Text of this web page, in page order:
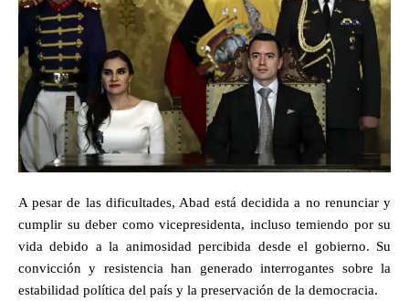
A pesar de las dificultades, Abad está decidida a no renunciar y
cumplir su deber como vicepresidenta, incluso temiendo por su
vida debido a la animosidad percibida desde el gobierno. Su
convicción y resistencia han generado interrogantes sobre la
estabilidad política del país y la preservación de la democracia.